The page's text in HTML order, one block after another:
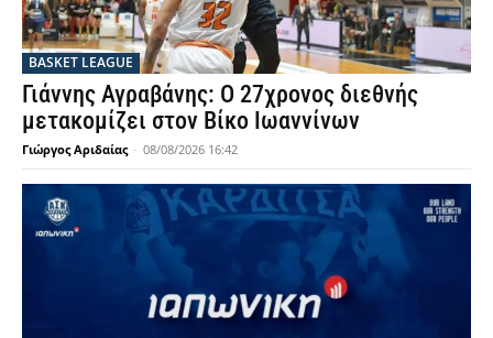
BASKET LEAGUE
Γιάννης Αγραβάνης: Ο 27χρονος διεθνής
μετακομίζει στον Βίκο Ιωαννίνων
Γιώργος Αριδαίας - 08/08/2026 16:42